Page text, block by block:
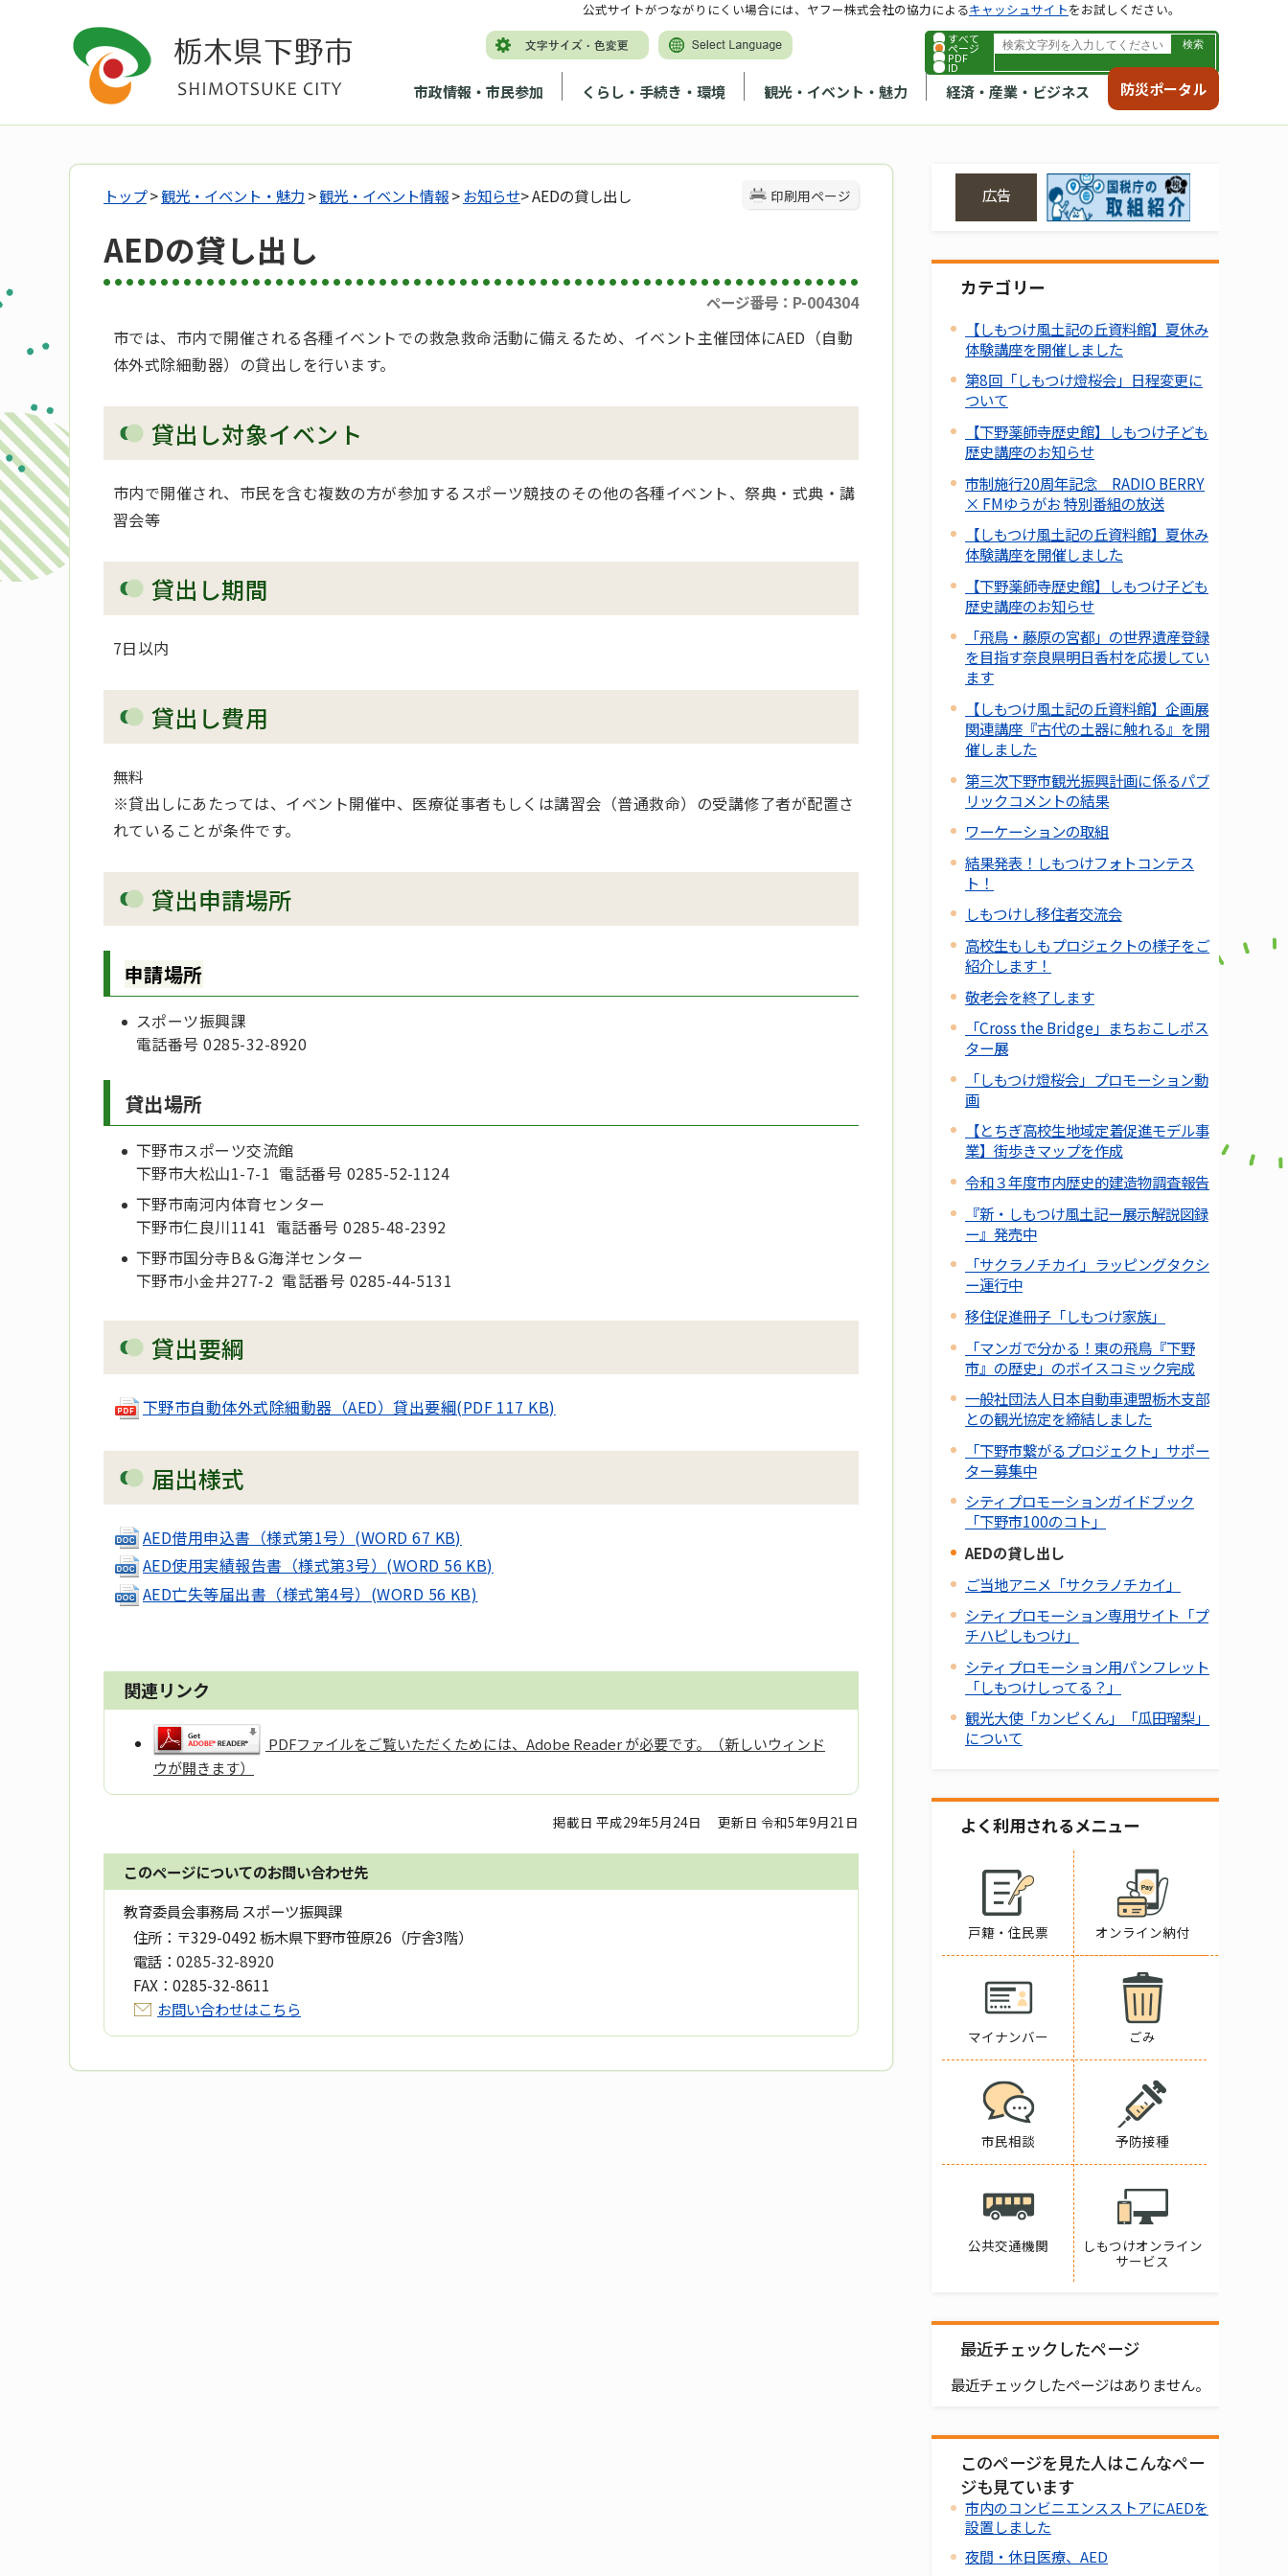
すべて
ページ
PDF
ID
市政情報・市民参加 くらし・手続き・環境 観光・イベント・魅力 経済・産業・ビジネス 防災ポータル
公式サイトがつながりにくい場合には、ヤフー株式会社の協力によるキャッシュサイトをお試しください。
印刷用ページ
トップ>観光・イベント・魅力 >観光・イベント情報>お知らせ> AEDの貸し出し
AEDの貸し出し
ページ番号：P-004304
市では、市内で開催される各種イベントでの救急救命活動に備えるため、イベント主催団体にAED（自動
体外式除細動器）の貸出しを行います。
貸出し対象イベント
市内で開催され、市民を含む複数の方が参加するスポーツ競技のその他の各種イベント、祭典・式典・講
習会等
貸出し期間
7日以内
貸出し費用
無料
※貸出しにあたっては、イベント開催中、医療従事者もしくは講習会（普通救命）の受講修了者が配置さ
れていることが条件です。
貸出申請場所
申請場所
スポーツ振興課
電話番号 0285-32-8920
貸出場所
下野市スポーツ交流館
下野市大松山1-7-1 電話番号 0285-52-1124
下野市南河内体育センター
下野市仁良川1141 電話番号 0285-48-2392
下野市国分寺B＆G海洋センター
下野市小金井277-2 電話番号 0285-44-5131
貸出要綱
下野市自動体外式除細動器（AED）貸出要綱(PDF 117 KB)
届出様式
AED借用申込書（様式第1号）(WORD 67 KB)
AED使用実績報告書（様式第3号）(WORD 56 KB)
AED亡失等届出書（様式第4号）(WORD 56 KB)
関連リンク
PDFファイルをご覧いただくためには、Adobe Reader が必要です。（新しいウィンド
ウが開きます）
掲載日 平成29年5月24日 更新日 令和5年9月21日
このページについてのお問い合わせ先
教育委員会事務局 スポーツ振興課
住所： 〒329-0492 栃木県下野市笹原26（庁舎3階）
電話： 0285-32-8920
FAX： 0285-32-8611
お問い合わせはこちら
広告
カテゴリー
【しもつけ風土記の丘資料館】夏休み
体験講座を開催しました
第8回「しもつけ燈桜会」日程変更に
ついて
【下野薬師寺歴史館】しもつけ子ども
歴史講座のお知らせ
市制施行20周年記念 RADIO BERRY
× FMゆうがお 特別番組の放送
【しもつけ風土記の丘資料館】夏休み
体験講座を開催しました
【下野薬師寺歴史館】しもつけ子ども
歴史講座のお知らせ
「飛鳥・藤原の宮都」の世界遺産登録
を目指す奈良県明日香村を応援してい
ます
【しもつけ風土記の丘資料館】企画展
関連講座『古代の土器に触れる』を開
催しました
第三次下野市観光振興計画に係るパブ
リックコメントの結果
ワーケーションの取組
結果発表！しもつけフォトコンテス
ト！
しもつけし移住者交流会
高校生もしもプロジェクトの様子をご
紹介します！
敬老会を終了します
「Cross the Bridge」まちおこしポス
ター展
「しもつけ燈桜会」プロモーション動
画
【とちぎ高校生地域定着促進モデル事
業】街歩きマップを作成
令和３年度市内歴史的建造物調査報告
『新・しもつけ風土記ー展示解説図録
ー』発売中
「サクラノチカイ」ラッピングタクシ
ー運行中
移住促進冊子「しもつけ家族」
「マンガで分かる！東の飛鳥『下野
市』の歴史」のボイスコミック完成
一般社団法人日本自動車連盟栃木支部
との観光協定を締結しました
「下野市繋がるプロジェクト」サポー
ター募集中
シティプロモーションガイドブック
「下野市100のコト」
AEDの貸し出し
ご当地アニメ「サクラノチカイ」
シティプロモーション専用サイト「プ
チハピしもつけ」
シティプロモーション用パンフレット
「しもつけしってる？」
観光大使「カンピくん」「瓜田瑠梨」
について
よく利用されるメニュー
戸籍・住民票 オンライン納付
マイナンバー ごみ
市民相談 予防接種
公共交通機関
しもつけオンライン
サービス
最近チェックしたページ
最近チェックしたページはありません。
このページを見た人はこんなペー
ジも見ています
市内のコンビニエンスストアにAEDを
設置しました
夜間・休日医療、AED